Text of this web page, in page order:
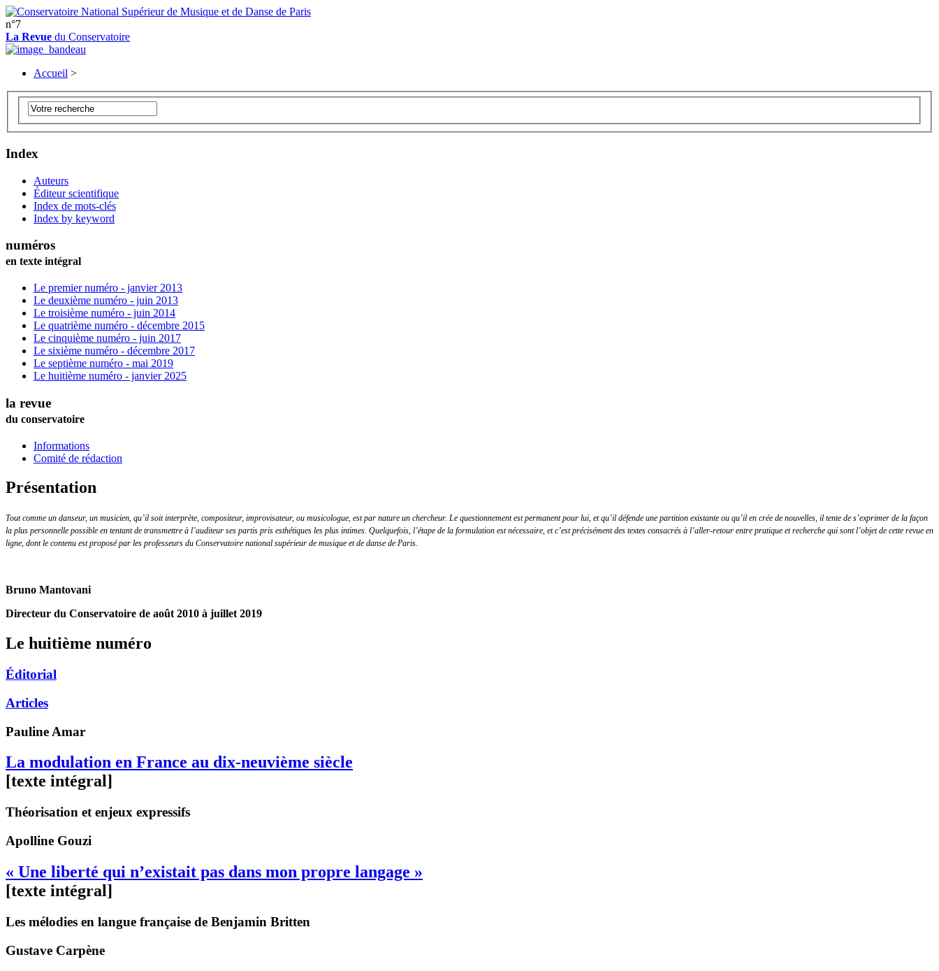
n°7
La Revue du Conservatoire
Accueil >
Index
Auteurs
Éditeur scientifique
Index de mots-clés
Index by keyword
numéros
en texte intégral
Le premier numéro - janvier 2013
Le deuxième numéro - juin 2013
Le troisième numéro - juin 2014
Le quatrième numéro - décembre 2015
Le cinquième numéro - juin 2017
Le sixième numéro - décembre 2017
Le septième numéro - mai 2019
Le huitième numéro - janvier 2025
la revue
du conservatoire
Informations
Comité de rédaction
Présentation
Tout comme un danseur, un musicien, qu’il soit interprète, compositeur, improvisateur, ou musicologue, est par nature un chercheur. Le questionnement est permanent pour lui, et qu’il défende une partition existante ou qu’il en crée de nouvelles, il tente de s’exprimer de la façon
la plus personnelle possible en tentant de transmettre à l’auditeur ses partis pris esthétiques les plus intimes. Quelquefois, l’étape de la formulation est nécessaire, et c’est précisément des textes consacrés à l’aller-retour entre pratique et recherche qui sont l’objet de cette revue en
ligne, dont le contenu est proposé par les professeurs du Conservatoire national supérieur de musique et de danse de Paris.
Bruno Mantovani
Directeur du Conservatoire de août 2010 à juillet 2019
Le huitième numéro
Éditorial
Articles
Pauline Amar
La modulation en France au dix-neuvième siècle
[texte intégral]
Théorisation et enjeux expressifs
Apolline Gouzi
« Une liberté qui n’existait pas dans mon propre langage »
[texte intégral]
Les mélodies en langue française de Benjamin Britten
Gustave Carpène